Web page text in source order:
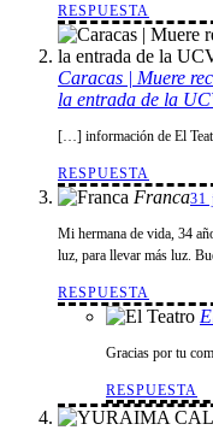
RESPUESTA
Caracas | Muere
la entrada de la
[…] información de El
RESPUESTA
Franca31
Mi hermana de vida, 34
luz, para llevar más luz.
RESPUESTA
Gracias por tu
RESPUESTA